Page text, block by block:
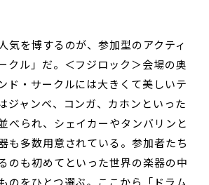
気を博するのが、参加型のアクティ
クル」だ。＜フジロック＞会場の奥
ド・サークルには大きくて美しいテ
ジャンベ、コンガ、カホンといった
べられ、シェイカーやタンバリンと
も多数用意されている。参加者たち
のも初めてといった世界の楽器の中